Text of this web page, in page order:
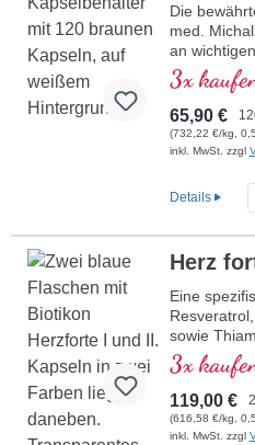
Die
med.
an
Q10,
Ginseng,
weitere
ergänzt
23 Jahren
Ärtzeteam
Makro- und
der Leitung
Michalzik.
3x
65,90 €
(732,22 €/kg,
inkl. MwSt. zzgl
Details
Herz
Eine
sowie
normalen
1 und
3x
119,00 €
(616,58 €/kg,
inkl. MwSt. zzgl